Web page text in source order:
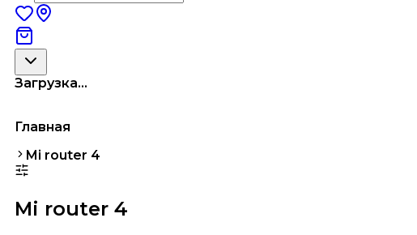
Загрузка...
Главная
Mi router 4
Mi router 4